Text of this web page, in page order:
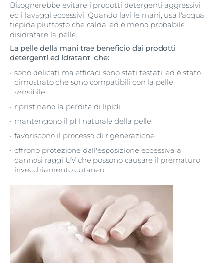
Bisognerebbe evitare i prodotti detergenti aggressivi
ed i lavaggi eccessivi. Quando lavi le mani, usa l'acqua
tiepida piuttosto che calda, ed è meno probabile
disidratare la pelle.
La pelle della mani trae beneficio dai prodotti
detergenti ed idratanti che:
sono delicati ma efficaci sono stati testati, ed è stato
dimostrato che sono compatibili con la pelle
sensibile
ripristinano la perdita di lipidi
mantengono il pH naturale della pelle
favoriscono il processo di rigenerazione
offrono protezione dall'esposizione eccessiva ai
dannosi raggi UV che possono causare il prematuro
invecchiamento cutaneo